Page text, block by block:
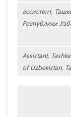
ассистент,
Республики
Assistant,
of Uzbekistan,